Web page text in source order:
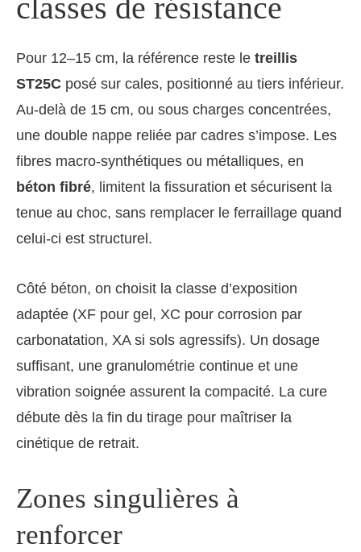
classes de résistance
Pour 12–15 cm, la référence reste le treillis
ST25C posé sur cales, positionné au tiers inférieur.
Au-delà de 15 cm, ou sous charges concentrées,
une double nappe reliée par cadres s’impose. Les
fibres macro-synthétiques ou métalliques, en
béton fibré, limitent la fissuration et sécurisent la
tenue au choc, sans remplacer le ferraillage quand
celui-ci est structurel.
Côté béton, on choisit la classe d’exposition
adaptée (XF pour gel, XC pour corrosion par
carbonatation, XA si sols agressifs). Un dosage
suffisant, une granulométrie continue et une
vibration soignée assurent la compacité. La cure
débute dès la fin du tirage pour maîtriser la
cinétique de retrait.
Zones singulières à
renforcer